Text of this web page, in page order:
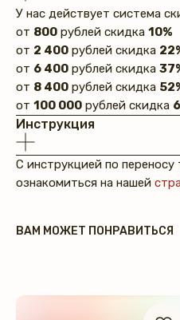
У нас действует система
от 800 рублей скидка 10%
от 2 400 рублей скидка
от 6 400 рублей скидка
от 8 400 рублей скидка
от 100 000 рублей скидка
Инструкция
С инструкцией по
ознакомиться на нашей
ВАМ МОЖЕТ ПОНРАВИТЬСЯ